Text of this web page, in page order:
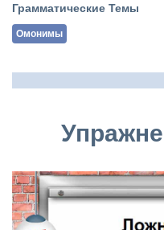
Грамматические Темы
Омонимы